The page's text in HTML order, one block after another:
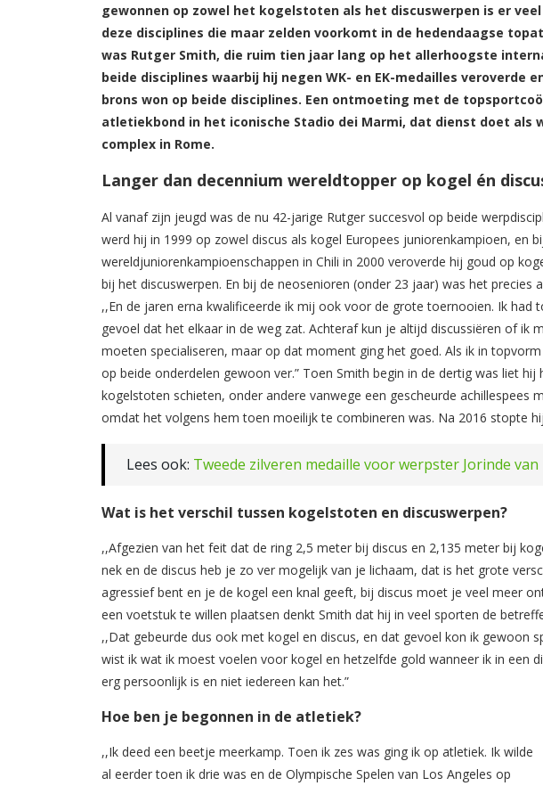
gewonnen op zowel het kogelstoten als het discuswerpen is er
deze disciplines die maar zelden voorkomt in de hedendaagse
was Rutger Smith, die ruim tien jaar lang op het allerhoogste
beide disciplines waarbij hij negen WK- en EK-medailles veroverde
brons won op beide disciplines. Een ontmoeting met de
atletiekbond in het iconische Stadio dei Marmi, dat dienst doet als
complex in Rome.
Langer dan decennium wereldtopper op kogel én
Al vanaf zijn jeugd was de nu 42-jarige Rutger succesvol op beide
werd hij in 1999 op zowel discus als kogel Europees juniorenkampioen, en
wereldjuniorenkampioenschappen in Chili in 2000 veroverde hij goud op
bij het discuswerpen. En bij de neosenioren (onder 23 jaar) was het precies
,,En de jaren erna kwalificeerde ik mij ook voor de grote toernooien. Ik had
gevoel dat het elkaar in de weg zat. Achteraf kun je altijd discussiëren of ik
moeten specialiseren, maar op dat moment ging het goed. Als ik in
op beide onderdelen gewoon ver.” Toen Smith begin in de dertig was liet hij
kogelstoten schieten, onder andere vanwege een gescheurde achillespees
omdat het volgens hem toen moeilijk te combineren was. Na 2016 stopte
Lees ook: Tweede zilveren medaille voor werpster Jorinde van
Wat is het verschil tussen kogelstoten en discuswerpen?
,,Afgezien van het feit dat de ring 2,5 meter bij discus en 2,135 meter bij
nek en de discus heb je zo ver mogelijk van je lichaam, dat is het grote
agressief bent en je de kogel een knal geeft, bij discus moet je veel meer
een voetstuk te willen plaatsen denkt Smith dat hij in veel sporten de
,,Dat gebeurde dus ook met kogel en discus, en dat gevoel kon ik gewoon
wist ik wat ik moest voelen voor kogel en hetzelfde gold wanneer ik in een
erg persoonlijk is en niet iedereen kan het.”
Hoe ben je begonnen in de atletiek?
,,Ik deed een beetje meerkamp. Toen ik zes was ging ik op atletiek. Ik wilde
al eerder toen ik drie was en de Olympische Spelen van Los Angeles op